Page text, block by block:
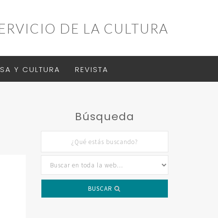
DE LA CULTURA
Y CULTURA REVISTA
Búsqueda
BUSCAR